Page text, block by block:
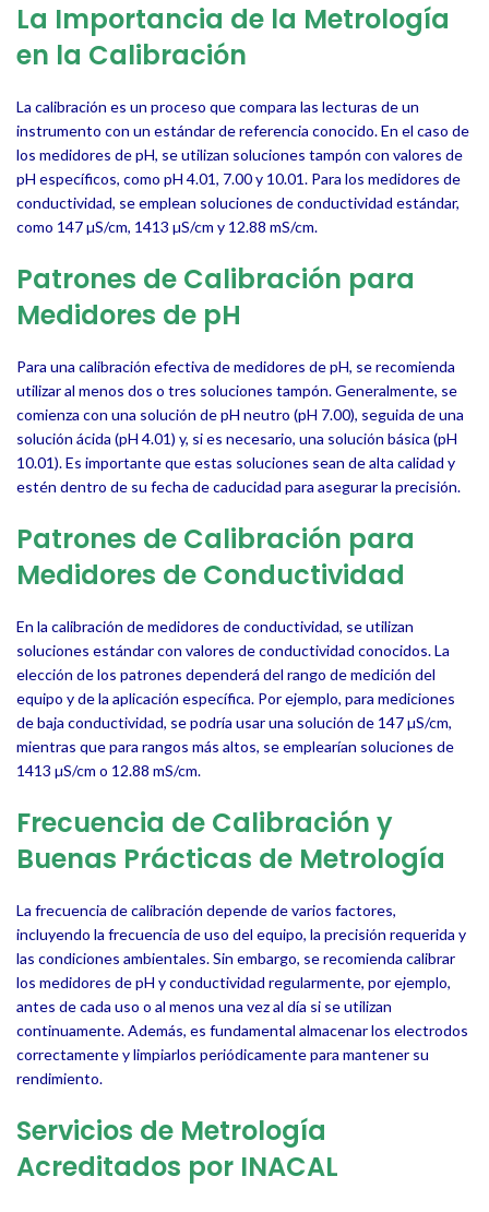
La Importancia de la Metrología
en la Calibración
La calibración es un proceso que compara las lecturas de un
instrumento con un estándar de referencia conocido. En el caso de
los medidores de pH, se utilizan soluciones tampón con valores de
pH específicos, como pH 4.01, 7.00 y 10.01. Para los medidores de
conductividad, se emplean soluciones de conductividad estándar,
como 147 µS/cm, 1413 µS/cm y 12.88 mS/cm.
Patrones de Calibración para
Medidores de pH
Para una calibración efectiva de medidores de pH, se recomienda
utilizar al menos dos o tres soluciones tampón. Generalmente, se
comienza con una solución de pH neutro (pH 7.00), seguida de una
solución ácida (pH 4.01) y, si es necesario, una solución básica (pH
10.01). Es importante que estas soluciones sean de alta calidad y
estén dentro de su fecha de caducidad para asegurar la precisión.
Patrones de Calibración para
Medidores de Conductividad
En la calibración de medidores de conductividad, se utilizan
soluciones estándar con valores de conductividad conocidos. La
elección de los patrones dependerá del rango de medición del
equipo y de la aplicación específica. Por ejemplo, para mediciones
de baja conductividad, se podría usar una solución de 147 µS/cm,
mientras que para rangos más altos, se emplearían soluciones de
1413 µS/cm o 12.88 mS/cm.
Frecuencia de Calibración y
Buenas Prácticas de Metrología
La frecuencia de calibración depende de varios factores,
incluyendo la frecuencia de uso del equipo, la precisión requerida y
las condiciones ambientales. Sin embargo, se recomienda calibrar
los medidores de pH y conductividad regularmente, por ejemplo,
antes de cada uso o al menos una vez al día si se utilizan
continuamente. Además, es fundamental almacenar los electrodos
correctamente y limpiarlos periódicamente para mantener su
rendimiento.
Servicios de Metrología
Acreditados por INACAL